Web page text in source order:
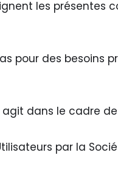
les présentes
pour des besoins
dans le cadre
par la